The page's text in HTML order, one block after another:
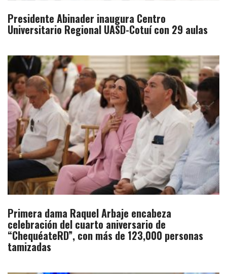
Presidente Abinader inaugura Centro
Universitario Regional UASD-Cotuí con 29 aulas
Primera dama Raquel Arbaje encabeza
celebración del cuarto aniversario de
“ChequéateRD”, con más de 123,000 personas
tamizadas